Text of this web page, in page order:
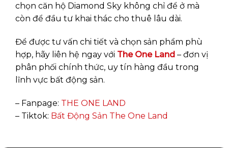
chọn căn hộ Diamond Sky không chỉ để ở mà
còn để đầu tư khai thác cho thuê lâu dài.
Để được tư vấn chi tiết và chọn sản phẩm phù
hợp, hãy liên hệ ngay với The One Land – đơn vị
phân phối chính thức, uy tín hàng đầu trong
lĩnh vực bất động sản.
– Fanpage: THE ONE LAND
– Tiktok: Bất Động Sản The One Land